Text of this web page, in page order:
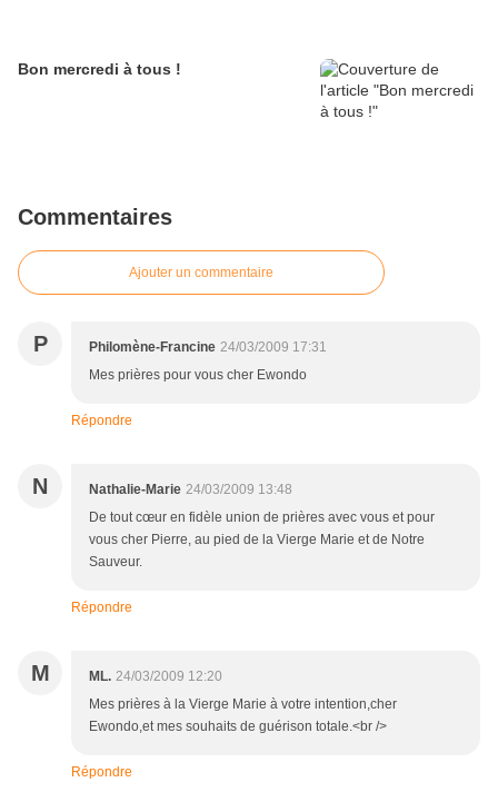
Bon mercredi à tous !
Commentaires
Ajouter un commentaire
P Philomène-Francine 24/03/2009 17:31
Mes prières pour vous cher Ewondo
Répondre
N Nathalie-Marie 24/03/2009 13:48
De tout cœur en fidèle union de prières avec vous et pour
vous cher Pierre, au pied de la Vierge Marie et de Notre
Sauveur.
Répondre
M ML. 24/03/2009 12:20
Mes prières à la Vierge Marie à votre intention,cher
Ewondo,et mes souhaits de guérison totale.<br />
Répondre